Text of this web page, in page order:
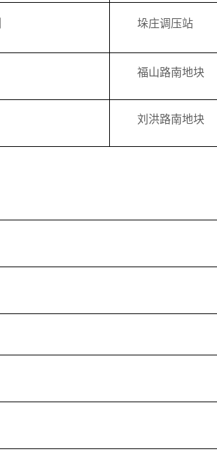
垛庄调压站
福山路南地块
刘洪路南地块